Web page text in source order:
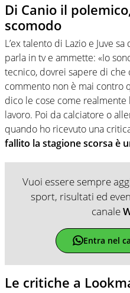
Di Canio il
scomodo
L’ex talento di Lazio e Juve
parla in tv e ammette: «Io
tecnico, dovrei sapere di che
commento non è mai contro
dico le cose come
lavoro. Poi da calciatore o
quando ho ricevuto una
fallito la stagione scorsa è
Vuoi essere sempre
sport, risultati ed
canale
Entra nel
Le critiche a